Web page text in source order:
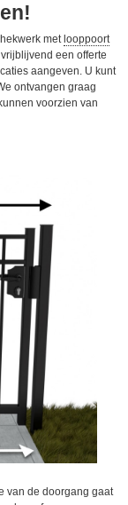
met looppoort
een offerte
aangeven. U kunt
ontvangen graag
voorzien van
van de doorgang gaat